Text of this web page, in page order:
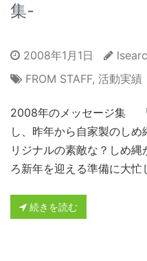
集-
2008年1月1日
FROM STAFF, 活動実績
2008年のメッセージ集
し、昨年から自家製のし
リジナルの素敵な？しめ
ろ新年を迎える準備に大
続きを読む